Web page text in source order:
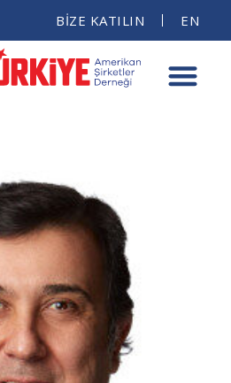
BİZE KATILIN EN